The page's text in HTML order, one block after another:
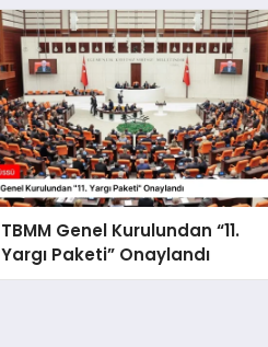
TBMM Genel Kurulundan “11.
Yargı Paketi” Onaylandı